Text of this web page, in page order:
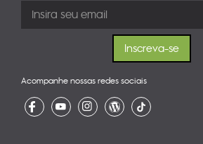
Acompanhe nossas redes sociais